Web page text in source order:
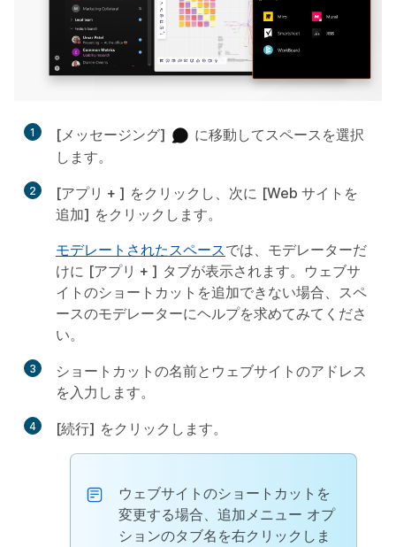
1 [メッセージング]
に移動してスペースを選択
します。
2 [アプリ + ] をクリックし、次に [Web サイトを
追加] をクリックします。
モデレートされたスペースでは、モデレーターだ
けに [アプリ + ] タブが表示されます。ウェブサ
イトのショートカットを追加できない場合、スペ
ースのモデレーターにヘルプを求めてみてくださ
い。
3
ショートカットの名前とウェブサイトのアドレス
を入力します。
4 [続行] をクリックします。
ウェブサイトのショートカットを
変更する場合、追加メニュー オプ
ションのタブ名を右クリックしま